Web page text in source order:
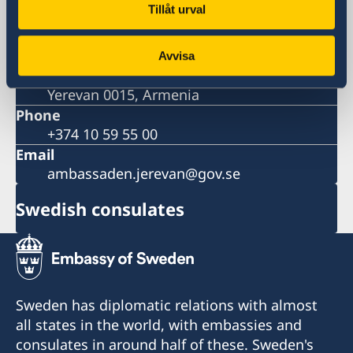
Tillåt urval
Avvisa
Visiting address
Yerevan Plaza Business Centre
9 Grigor Lusavorich Street
Yerevan 0015, Armenia
Phone
+374 10 59 55 00
Email
ambassaden.jerevan@gov.se
Swedish consulates
Sweden has diplomatic relations with almost
all states in the world, with embassies and
consulates in around half of these. Sweden's